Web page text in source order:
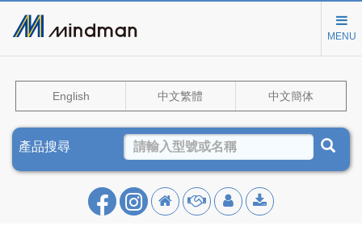
MENU
English 中文繁體 中文簡体
產品搜尋